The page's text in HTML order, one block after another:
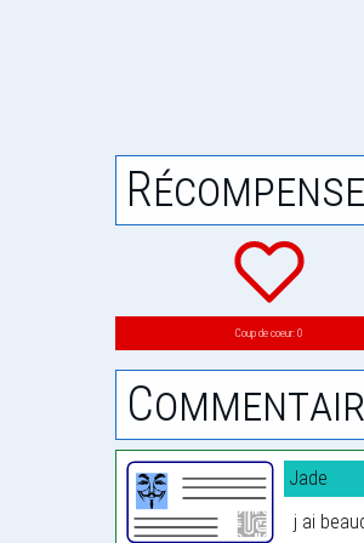
Récompense
Coup de coeur: 0
Jade
j ai